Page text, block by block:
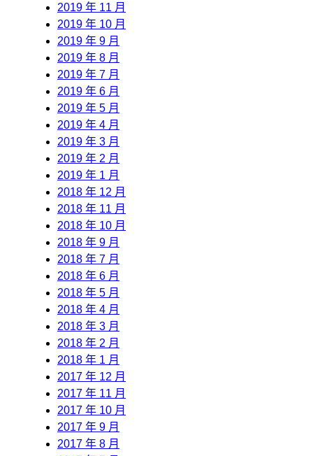
2019 年 11 月
2019 年 10 月
2019 年 9 月
2019 年 8 月
2019 年 7 月
2019 年 6 月
2019 年 5 月
2019 年 4 月
2019 年 3 月
2019 年 2 月
2019 年 1 月
2018 年 12 月
2018 年 11 月
2018 年 10 月
2018 年 9 月
2018 年 7 月
2018 年 6 月
2018 年 5 月
2018 年 4 月
2018 年 3 月
2018 年 2 月
2018 年 1 月
2017 年 12 月
2017 年 11 月
2017 年 10 月
2017 年 9 月
2017 年 8 月